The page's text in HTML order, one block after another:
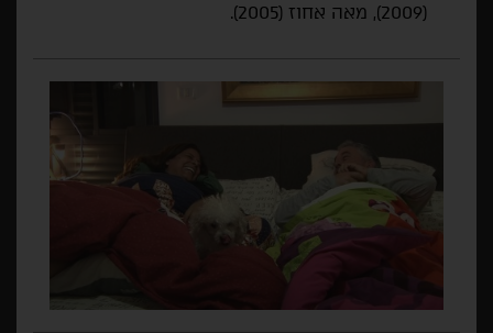
(2009), מאה אחוז (2005).